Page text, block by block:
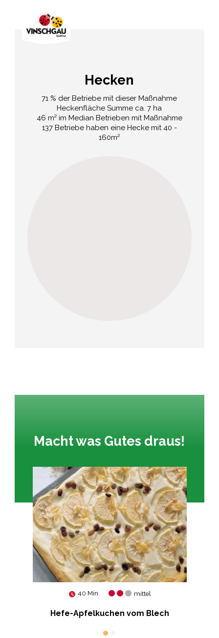
Hecken
71 % der Betriebe mit dieser Maßnahme
Heckenfläche Summe ca. 7 ha
46 m² im Median Betrieben mit Maßnahme
137 Betriebe haben eine Hecke mit 40 -
160m²
Macht was Gutes draus!
40 Min. mittel
Hefe-Apfelkuchen vom Blech